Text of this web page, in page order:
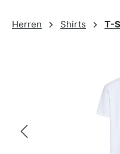
Herren Shirts T-